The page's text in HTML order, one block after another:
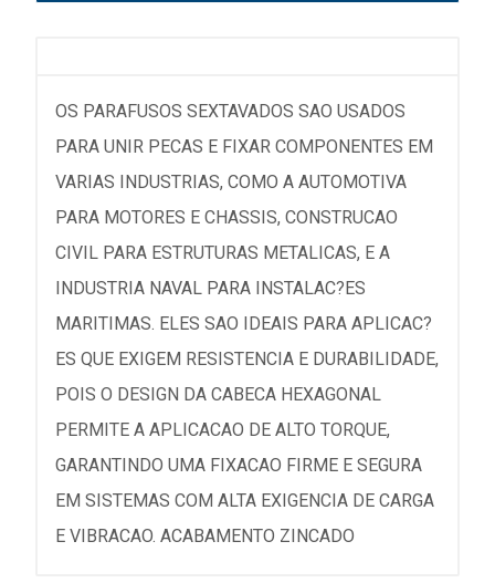
OS PARAFUSOS SEXTAVADOS SAO USADOS
PARA UNIR PECAS E FIXAR COMPONENTES EM
VARIAS INDUSTRIAS, COMO A AUTOMOTIVA
PARA MOTORES E CHASSIS, CONSTRUCAO
CIVIL PARA ESTRUTURAS METALICAS, E A
INDUSTRIA NAVAL PARA INSTALAC?ES
MARITIMAS. ELES SAO IDEAIS PARA APLICAC?
ES QUE EXIGEM RESISTENCIA E DURABILIDADE,
POIS O DESIGN DA CABECA HEXAGONAL
PERMITE A APLICACAO DE ALTO TORQUE,
GARANTINDO UMA FIXACAO FIRME E SEGURA
EM SISTEMAS COM ALTA EXIGENCIA DE CARGA
E VIBRACAO. ACABAMENTO ZINCADO